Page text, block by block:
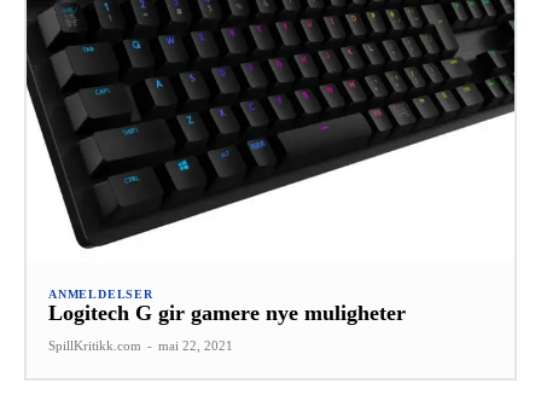
ANMELDELSER
Logitech G gir gamere nye muligheter
SpillKritikk.com - mai 22, 2021